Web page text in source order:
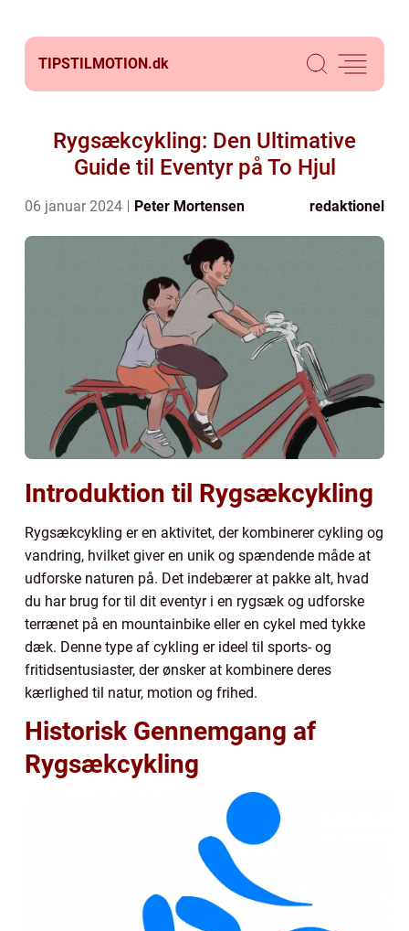
TIPSTILMOTION.dk
Rygsækcykling: Den Ultimative
Guide til Eventyr på To Hjul
06 januar 2024 Peter Mortensen redaktionel
Introduktion til Rygsækcykling
Rygsækcykling er en aktivitet, der kombinerer cykling og
vandring, hvilket giver en unik og spændende måde at
udforske naturen på. Det indebærer at pakke alt, hvad
du har brug for til dit eventyr i en rygsæk og udforske
terrænet på en mountainbike eller en cykel med tykke
dæk. Denne type af cykling er ideel til sports- og
fritidsentusiaster, der ønsker at kombinere deres
kærlighed til natur, motion og frihed.
Historisk Gennemgang af
Rygsækcykling